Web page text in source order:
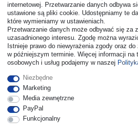
reserved. Prices incl. VAT. 19% VAT Basic
| * Applies to deliveries to the UK!
internetowej. Przetwarzanie danych odbywa
ustawione są pliki cookie. Udostępniamy te
które wymieniamy w ustawieniach.
Przetwarzanie danych może odbywać się za
uzasadnionego interesu. Zgodę można
Istnieje prawo do niewyrażenia zgody oraz
w późniejszym terminie. Więcej informacji na
osobowych i usług podajemy w naszej
Niezbędne
Marketing
Media zewnętrzne
PayPal
Funkcjonalny
Odstąp od umowy tutaj